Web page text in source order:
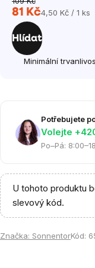
81 KčMěrná
cena:
4,50 Kč / 1 ks
Hlídat
Minimální
Potřebujete
Volejte
Po–Pá:
U tohoto produktu
slevový kód.
Značka: SonnentorKód: